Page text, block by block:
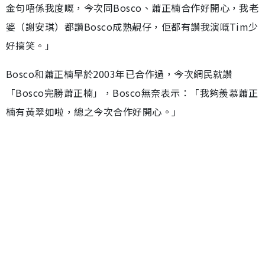
金句唔係我度嘅，今次同Bosco、蕭正楠合作好開心，我老
婆（謝安琪）都讚Bosco成熟靚仔，佢都有讚我演嘅Tim少
好搞笑。」
Bosco和蕭正楠早於2003年已合作過，今次網民就讚
「Bosco完勝蕭正楠」，Bosco無奈表示：「我夠羨慕蕭正
楠有黃翠如啦，總之今次合作好開心。」